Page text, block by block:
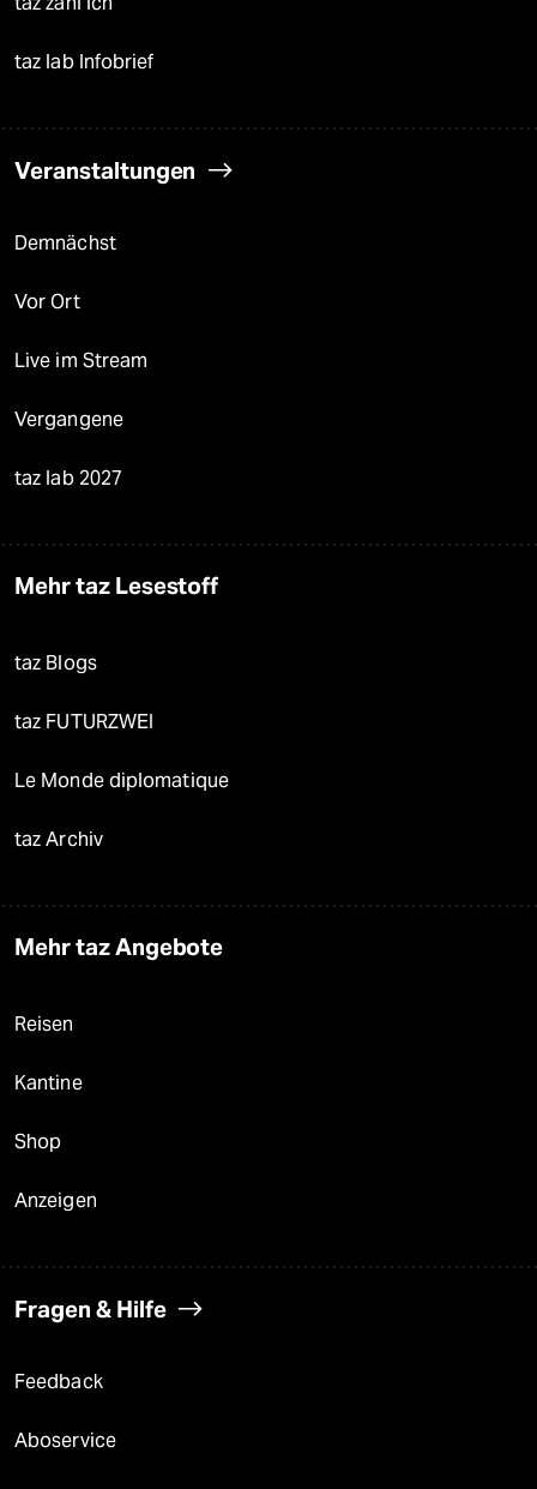
taz lab Infobrief
Veranstaltungen
Demnächst
Vor Ort
Live im Stream
Vergangene
taz lab 2027
Mehr taz Lesestoff
taz Blogs
taz FUTURZWEI
Le Monde diplomatique
taz Archiv
Mehr taz Angebote
Reisen
Kantine
Shop
Anzeigen
Fragen & Hilfe
Feedback
Aboservice